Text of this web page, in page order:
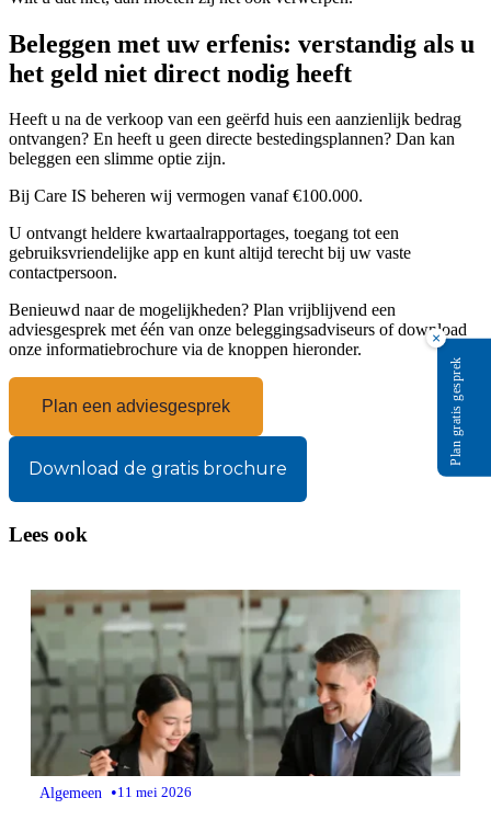
Beleggen met uw erfenis: verstandig als u
het geld niet direct nodig heeft
Heeft u na de verkoop van een geërfd huis een aanzienlijk bedrag
ontvangen? En heeft u geen directe bestedingsplannen? Dan kan
beleggen een slimme optie zijn.
Bij Care IS beheren wij vermogen vanaf €100.000.
U ontvangt heldere kwartaalrapportages, toegang tot een
gebruiksvriendelijke app en kunt altijd terecht bij uw vaste
contactpersoon.
Benieuwd naar de mogelijkheden? Plan vrijblijvend een
adviesgesprek met één van onze beleggingsadviseurs of download
onze informatiebrochure via de knoppen hieronder.
Plan een adviesgesprek
Download de gratis brochure
Lees ook
Algemeen •11 mei 2026
×
Plan gratis gesprek